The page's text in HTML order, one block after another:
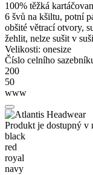
100% těžká
6 švů na kšiltu, potní
obšité větrací otvory,
žehlit, nelze sušit v
Velikosti: onesize
Číslo celního
200
50
www
Produkt je dostupný v
black
red
royal
navy